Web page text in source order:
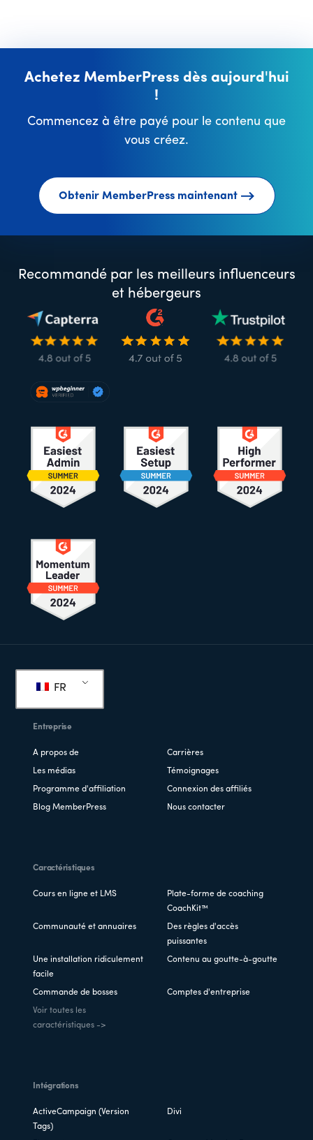
Achetez MemberPress dès aujourd'hui
!
Commencez à être payé pour le contenu que
vous créez.
Obtenir MemberPress maintenant
Recommandé par les meilleurs influenceurs
et hébergeurs
de
page
FR
Entreprise
A propos de Carrières
Les médias Témoignages
Programme d'affiliation Connexion des affiliés
Blog MemberPress Nous contacter
Caractéristiques
Cours en ligne et LMS
Plate-forme de coaching
CoachKit™
Communauté et annuaires
Des règles d'accès
puissantes
Une installation ridiculement
facile
Contenu au goutte-à-goutte
Commande de bosses Comptes d'entreprise
Voir toutes les
caractéristiques ->
Intégrations
ActiveCampaign (Version
Tags)
Divi